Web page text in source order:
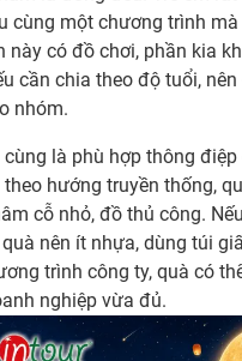
cùng một chương trình
này có đồ chơi, phần kia
cần chia theo độ tuổi,
nhóm.
là phù hợp thông
hướng truyền thống,
cỗ nhỏ, đồ thủ công.
nên ít nhựa, dùng túi
trình công ty, quà có
nghiệp vừa đủ.